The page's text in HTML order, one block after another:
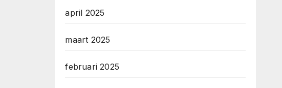
april 2025
maart 2025
februari 2025